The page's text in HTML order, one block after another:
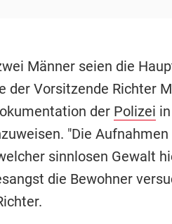
Männer seien die
der Vorsitzende Richter
der Polizei
"Die
sinnlosen Gewalt
die Bewohner